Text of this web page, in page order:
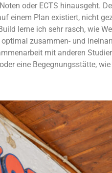
oder ECTS hinausgeht.
einem Plan existiert, nicht
lerne ich sehr rasch, wie
zusammen- und
mit anderen
eine Begegnungsstätte,